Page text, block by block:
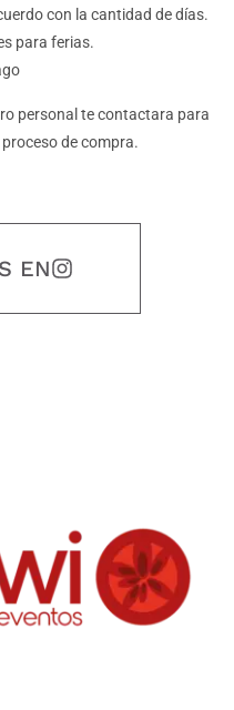
con la cantidad de días.
para ferias.
personal te contactara para
de compra.
EN